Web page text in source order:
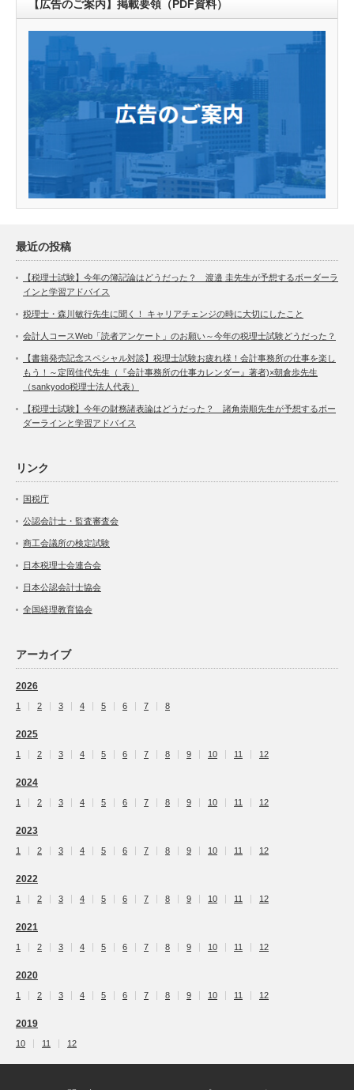
【広告のご案内】掲載要領（PDF資料）
最近の投稿
【税理士試験】今年の簿記論はどうだった？ 渡邉 圭先生が予想するボーダーラ
インと学習アドバイス
税理士・森川敏行先生に聞く！ キャリアチェンジの時に大切にしたこと
会計人コースWeb「読者アンケート」のお願い～今年の税理士試験どうだった？
【書籍発売記念スペシャル対談】税理士試験お疲れ様！会計事務所の仕事を楽し
もう！～定岡佳代先生（『会計事務所の仕事カレンダー』著者)×朝倉歩先生
（sankyodo税理士法人代表）
【税理士試験】今年の財務諸表論はどうだった？ 諸角崇順先生が予想するボー
ダーラインと学習アドバイス
リンク
国税庁
公認会計士・監査審査会
商工会議所の検定試験
日本税理士会連合会
日本公認会計士協会
全国経理教育協会
アーカイブ
2026
1 2 3 4 5 6 7 8
2025
1 2 3 4 5 6 7 8 9 10 11 12
2024
1 2 3 4 5 6 7 8 9 10 11 12
2023
1 2 3 4 5 6 7 8 9 10 11 12
2022
1 2 3 4 5 6 7 8 9 10 11 12
2021
1 2 3 4 5 6 7 8 9 10 11 12
2020
1 2 3 4 5 6 7 8 9 10 11 12
2019
10 11 12